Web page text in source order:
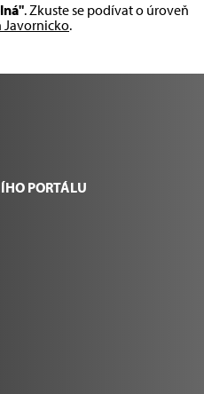
. Zkuste se podívat o úroveň
.
PORTÁLU